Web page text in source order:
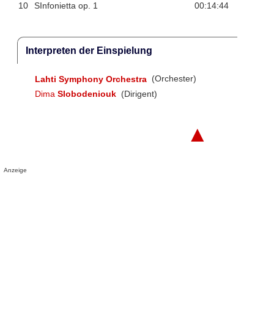
10
SInfonietta op. 1 00:14:44
Interpreten der Einspielung
Lahti Symphony Orchestra (Orchester)
Dima Slobodeniouk (Dirigent)
▲
Anzeige